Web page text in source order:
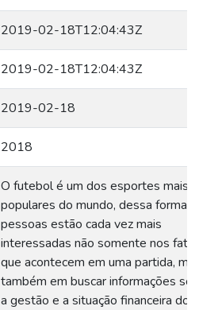
2019-02-18T12:04:43Z
2019-02-18T12:04:43Z
2019-02-18
2018
O futebol é um dos esportes mais
populares do mundo, dessa forma
pessoas estão cada vez mais
interessadas não somente nos
que acontecem em uma partida,
também em buscar informações
a gestão e a situação financeira dos